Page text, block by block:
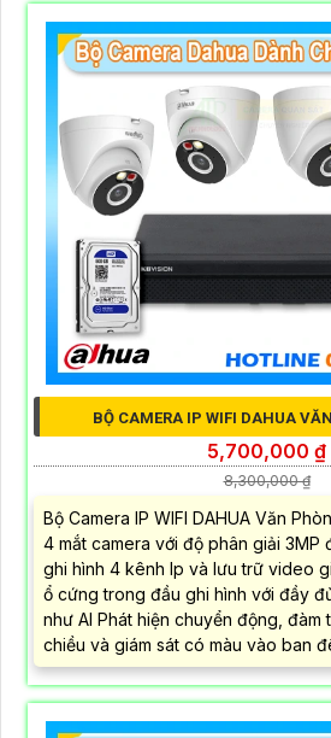
BỘ CAMERA IP WIFI DAHUA
5,700,000 ₫
8,300,000 ₫
Bộ Camera IP WIFI DAHUA Văn
4 mắt camera với độ phân giải 3MP
ghi hình 4 kênh Ip và lưu trữ video
ổ cứng trong đầu ghi hình với đầy
như AI Phát hiện chuyển động, đàm
chiều và giám sát có màu vào ban